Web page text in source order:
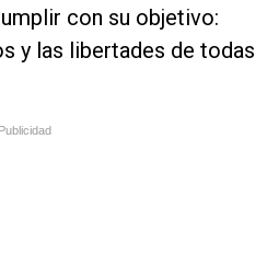
con su objetivo:
y las libertades de todas
Publicidad